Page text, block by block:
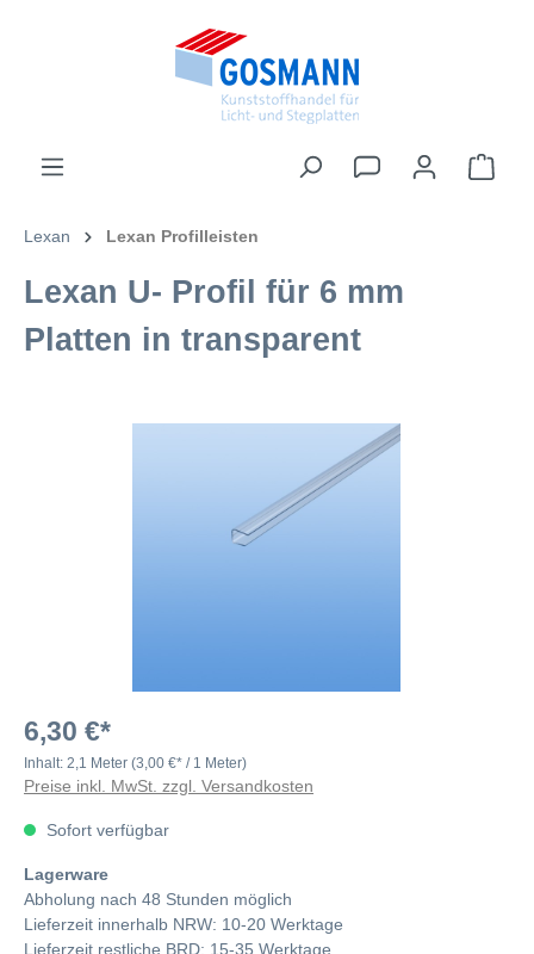
Lexan Lexan Profilleisten
Lexan U- Profil für 6 mm
Platten in transparent
6,30 €*
Inhalt: 2,1 Meter (3,00 €* / 1 Meter)
Preise inkl. MwSt. zzgl. Versandkosten
Sofort verfügbar
Lagerware
Abholung nach 48 Stunden möglich
Lieferzeit innerhalb NRW: 10-20 Werktage
Lieferzeit restliche BRD: 15-35 Werktage